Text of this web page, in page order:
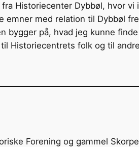
Historiecenter Dybbøl, hvor
emner med relation til Dybbøl
bygger på, hvad jeg kunne
Historiecentrets folk og til
Forening og gammel